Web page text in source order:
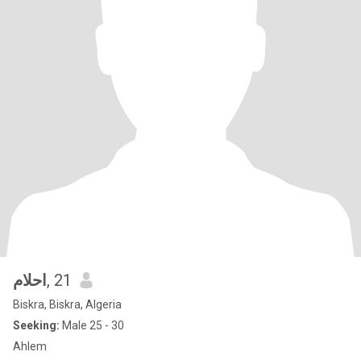
احلام , 21
Biskra, Biskra, Algeria
Seeking: Male 25 - 30
Ahlem